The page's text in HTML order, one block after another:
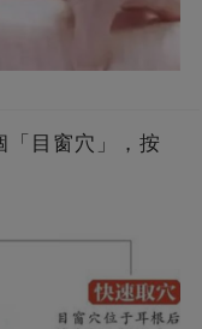
「目窗穴」，按